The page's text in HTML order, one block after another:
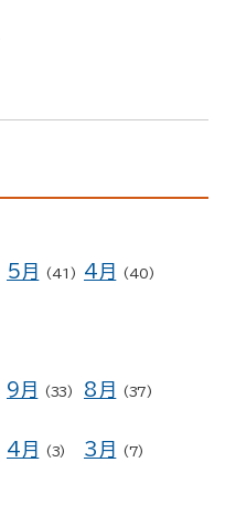
5月 (41) 4月 (40)
9月 (33) 8月 (37)
4月 (3) 3月 (7)